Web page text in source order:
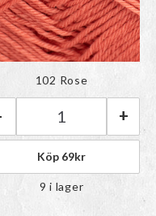
Korall mängd
Färgen har lagts till i
paletten
Rauma
+
102 Rose
Köp 69kr
9 i lager